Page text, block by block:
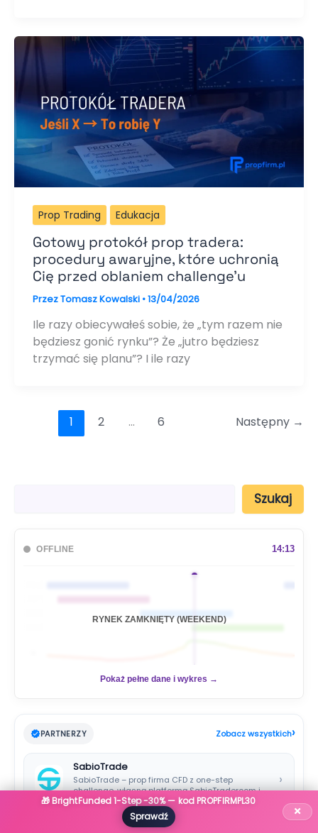
Prop Trading Edukacja
Gotowy protokół prop tradera:
procedury awaryjne, które uchronią
Cię przed oblaniem challenge’u
PrzezTomasz Kowalski •13/04/2026
Ile razy obiecywałeś sobie, że „tym razem nie
będziesz gonić rynku”? Że „jutro będziesz
trzymać się planu”? I ile razy
1 2 … 6 Następny →
Szukaj
OFFLINE 14:13
RYNEK ZAMKNIĘTY (WEEKEND)
Pokaż pełne dane i wykres →
PARTNERZY Zobacz wszystkich›
SabioTrade
SabioTrade – prop firma CFD z one-step
challenge, własną platformą SabioTraderoom i
wypłatami co…
›
Investing Challenges
🎁 BrightFunded 1-Step -30% — kod PROPFIRMPL30
Sprawdź
×